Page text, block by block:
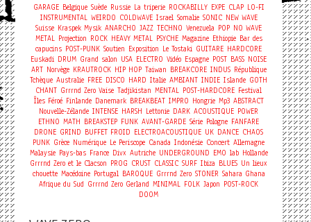
GARAGE Belgique Suède Russie La triperie ROCKABILLY EXPE CLAP LO-FI
INSTRUMENTAL WEIRDO COLDWAVE Israel Somalie SONIC NEW WAVE
Suisse Kraspek Mysik ANARCHO JAZZ TECHNO Venezuela POP NO WAVE
METAL Projection ROCK HEAVY METAL PSYCHE Magazine Ethiopie Bar des
capucins POST-PUNK Soutien Exposition Le Tostaki GUITARE HARDCORE
Euskadi DRUM Grand salon USA ELECTRO Vidéo Espagne POST BASS NOISE
ART Norvège KRAUTROCK HIP HOP Taiwan BREAKCORE INDUS République
Tchèque Australie FREE DISCO HARD Italie AMBIANT INDIE Islande GOTH
CHANT Grrrnd Zero Vaise Tadjikistan MENTAL POST-HARDCORE Festival
Îles Féroé Finlande Danemark BREAKBEAT IMPRO Hongrie Mp3 ABSTRACT
Nouvelle-Zélande INTENSE HARSH Lettonie DARK ACOUSTIQUE POWER
ETHNO MATH BREAKSTEP FUNK AVANT-GARDE Série Pologne FANFARE
DRONE GRIND BUFFET FROID ELECTROACOUSTIQUE UK DANCE CHAOS
PUNK Grèce Numérique Le Periscope Canada Indonésie Concert Allemagne
Malaysie Pays-bas France Divx Autriche UNDERGROUND EMO lab Hollande
Grrrnd Zero et le Clacson PROG CRUST CLASSIC SURF Ibiza BLUES Un lieux
chouette Macédoine Portugal BAROQUE Grrrnd Zero STONER Sahara Ghana
Afrique du Sud Grrrnd Zero Gerland MINIMAL FOLK Japon POST-ROCK
DOOM